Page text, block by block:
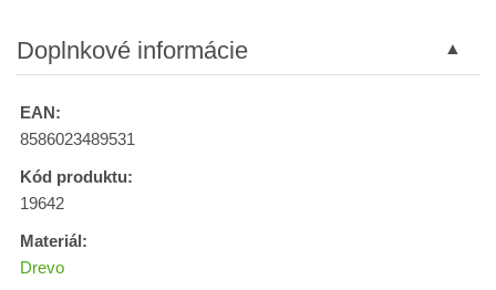
Doplnkové informácie
EAN:
8586023489531
Kód produktu:
19642
Materiál:
Drevo